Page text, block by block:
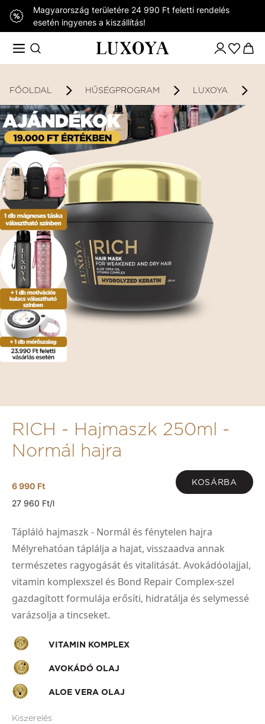
Magyarország területére 24 990 Ft feletti rendelés
esetén ingyenes a kiszállítás!
FŐOLDAL HŰSÉGPROGRAM LUXOYA
RICH - Hajmaszk 250ml -
Normál hajra
6 990 Ft KOSÁRBA
27 960 Ft/l
Tápláló hajmaszk - Normál és fénytelen hajra
Mélyrehatóan táplálja a hajat, visszaadva annak
természetes ragyogását és vitalitását. Avokádóolajjal,
vitamin komplexszel és Bond Repair Complex-szel
gazdagított formulája erősíti, hidratálja és selymessé
varázsolja a tincseket.
VITAMIN KOMPLEX
AVOKÁDÓ OLAJ
ALOE VERA OLAJ
Kiszerelés